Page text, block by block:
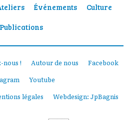
Événements
Culture
Publications
nous ! Autour de nous
Facebook
Youtube
légales Webdesign: JpBagnis